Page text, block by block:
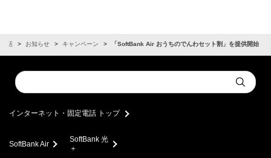
話 お知らせ キャンペーン 「SoftBank Air おうちのでんわセット割」を提供開始
Conduct
a
Submit
インターネット・固定電話 トップ
SoftBank Air
SoftBank 光
＋